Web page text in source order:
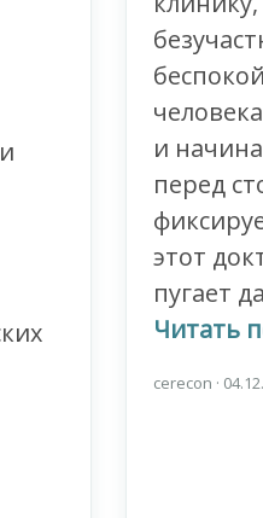
и
перед
этот
пугает
Читать
cerecon ·